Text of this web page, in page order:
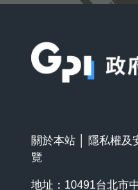
關於本站 隱私權及
覽
地址：10491台北市